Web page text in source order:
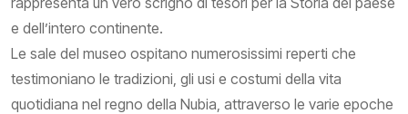
e dell’intero continente.
Le sale del museo ospitano numerosissimi reperti che
testimoniano le tradizioni, gli usi e costumi della vita
quotidiana nel regno della Nubia, attraverso le varie epoche